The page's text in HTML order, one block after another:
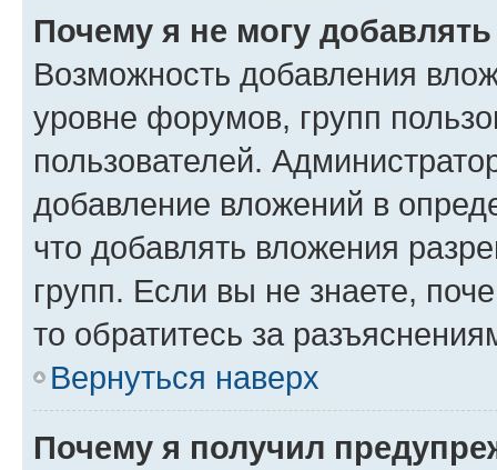
Почему я не могу
Возможность добавления
уровне форумов, групп
пользователей.
добавление вложений в
что добавлять вложения
групп. Если вы не знаете,
то обратитесь за
Вернуться наверх
Почему я получил